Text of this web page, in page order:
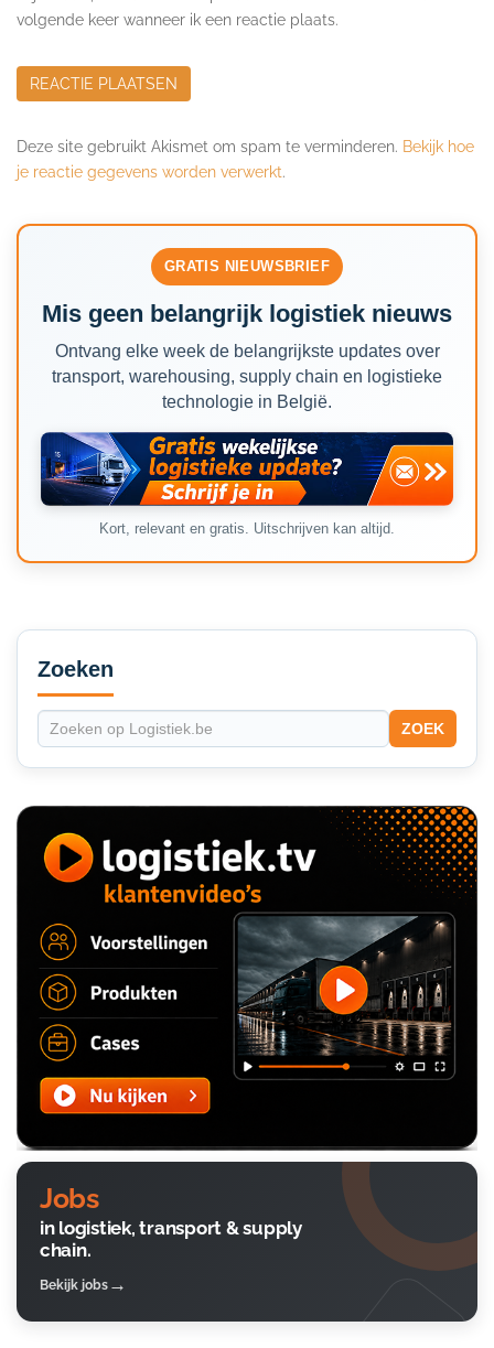
volgende keer wanneer ik een reactie plaats.
Deze site gebruikt Akismet om spam te verminderen. Bekijk hoe
je reactie gegevens worden verwerkt.
GRATIS NIEUWSBRIEF
Mis geen belangrijk logistiek nieuws
Ontvang elke week de belangrijkste updates over
transport, warehousing, supply chain en logistieke
technologie in België.
Kort, relevant en gratis. Uitschrijven kan altijd.
Secondary
Sidebar
Zoeken
ZOEK
Jobs
in logistiek, transport & supply
chain.
Bekijk jobs